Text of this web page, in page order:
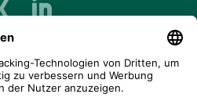
GmbH
71522 Backnang